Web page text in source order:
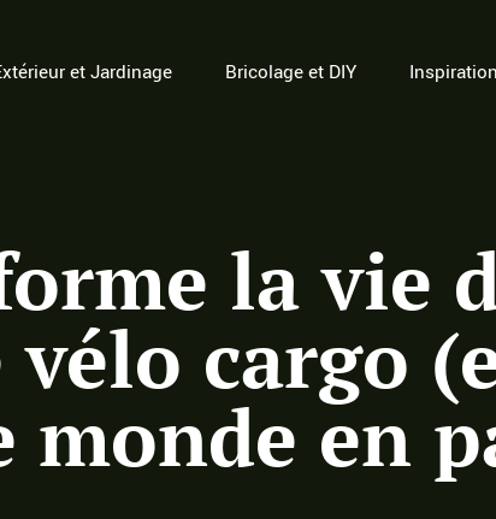
et Jardinage Bricolage et DIY
la vie
vélo cargo
en